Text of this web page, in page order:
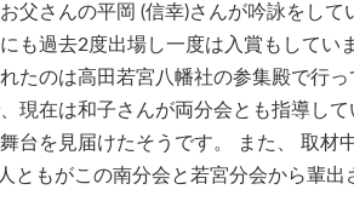
父さんの平岡 (信幸)さんが吟詠をし
も過去2度出場し一度は入賞もしてい
たのは高田若宮八幡社の参集殿で行
現在は和子さんが両分会とも指導し
台を見届けたそうです。 また、 取
ともがこの南分会と若宮分会から輩